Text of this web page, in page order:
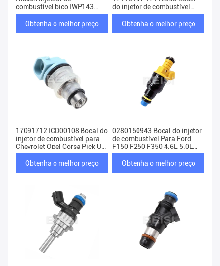
combustível bico IWP143
INJ533 IWP-143
Obtenha o melhor preço
do injetor de combustível
para Chevy GMC Cavalier
Obtenha o melhor preço
17091712 ICD00108 Bocal do
injetor de combustível para
Chevrolet Opel Corsa Pick Up
1.6L
Obtenha o melhor preço
0280150943 Bocal do injetor
de combustível Para Ford
F150 F250 F350 4.6L 5.0L
5.4L 5.8L
Obtenha o melhor preço